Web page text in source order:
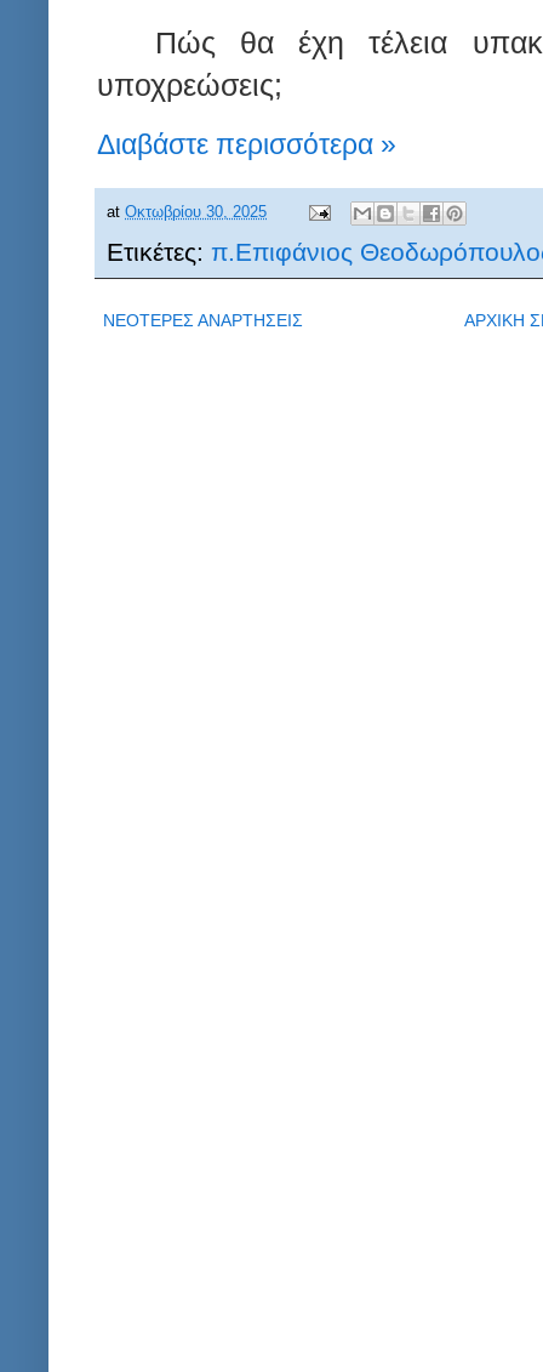
Πώς θα έχη τέλεια
υποχρεώσεις;
Διαβάστε περισσότερα »
at Οκτωβρίου 30, 2025
Ετικέτες: π.Επιφάνιος
ΝΕΟΤΕΡΕΣ ΑΝΑΡΤΗΣΕΙΣ ΑΡΧΙΚΗ